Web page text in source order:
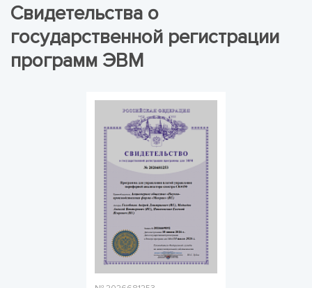
Свидетельства о
государственной регистрации
программ ЭВМ